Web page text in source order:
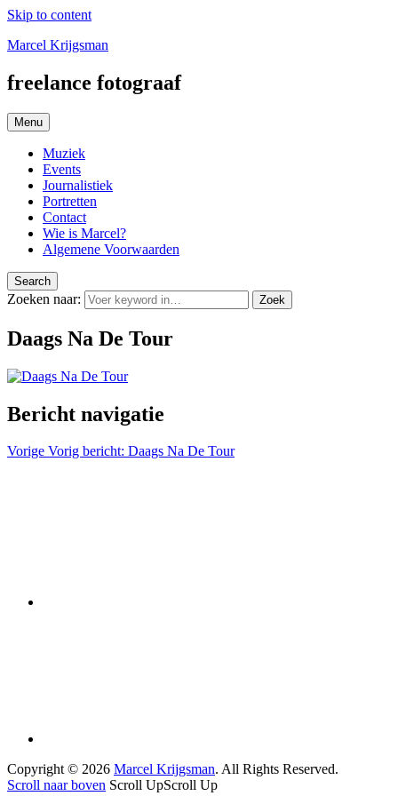
Skip to content
Marcel Krijgsman
freelance fotograaf
Menu
Muziek
Events
Journalistiek
Portretten
Contact
Wie is Marcel?
Algemene Voorwaarden
Search
Zoeken naar: Zoek
Daags Na De Tour
Bericht navigatie
Vorige Vorig bericht: Daags Na De Tour
Copyright © 2026 Marcel Krijgsman. All Rights Reserved.
Scroll naar boven Scroll UpScroll Up